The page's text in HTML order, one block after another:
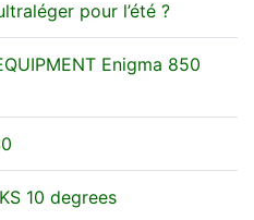
pour l’été ?
Enigma 850
10 degrees